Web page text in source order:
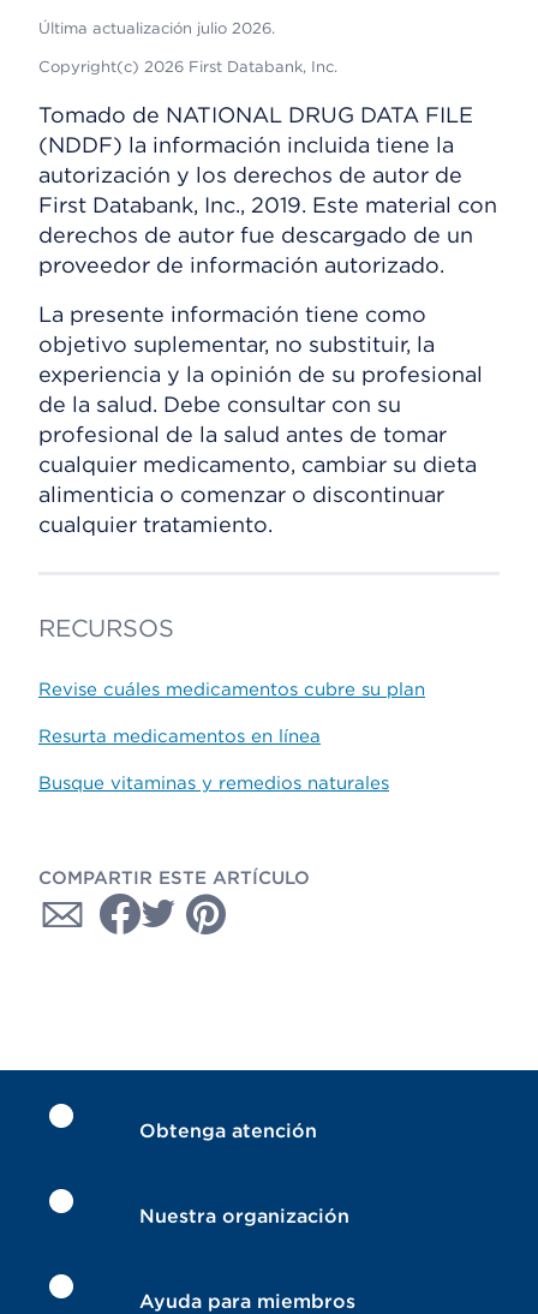
Última actualización julio 2026.
Copyright(c) 2026 First Databank, Inc.
Tomado de NATIONAL DRUG DATA FILE
(NDDF) la información incluida tiene la
autorización y los derechos de autor de
First Databank, Inc., 2019. Este material con
derechos de autor fue descargado de un
proveedor de información autorizado.
La presente información tiene como
objetivo suplementar, no substituir, la
experiencia y la opinión de su profesional
de la salud. Debe consultar con su
profesional de la salud antes de tomar
cualquier medicamento, cambiar su dieta
alimenticia o comenzar o discontinuar
cualquier tratamiento.
RECURSOS
Revise cuáles medicamentos cubre su plan
Resurta medicamentos en línea
Busque vitaminas y remedios naturales
COMPARTIR ESTE ARTÍCULO
Obtenga atención
Nuestra organización
Ayuda para miembros